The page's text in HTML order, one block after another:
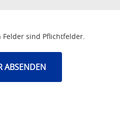
sind Pflichtfelder.